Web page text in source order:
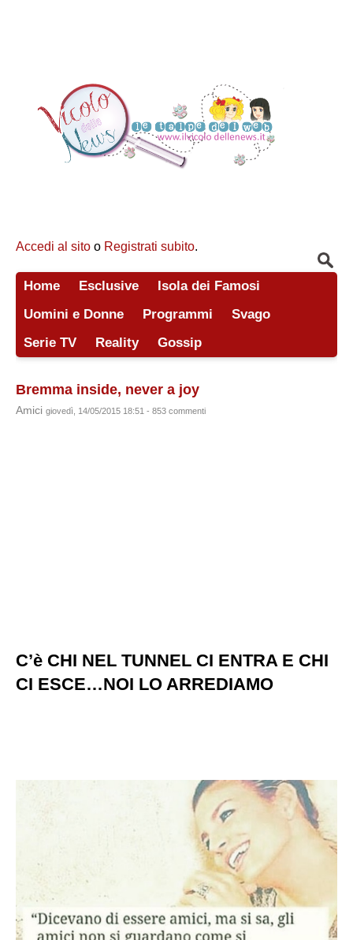
Accedi al sito o Registrati subito.
Home Esclusive
Isola dei Famosi
Uomini e Donne
Programmi
Svago
Serie TV
Reality Gossip
Bremma inside, never a joy
Amici giovedì, 14/05/2015 18:51 - 853 commenti
C’è CHI NEL TUNNEL CI ENTRA E CHI
CI ESCE…NOI LO ARREDIAMO